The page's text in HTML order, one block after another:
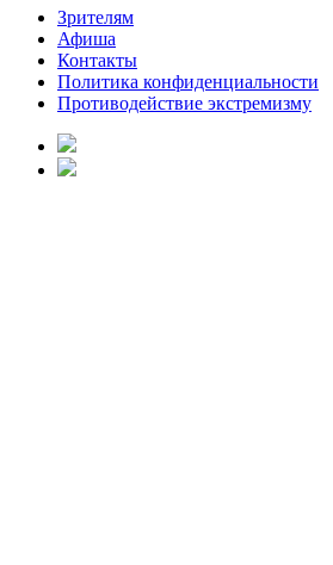
Зрителям
Афиша
Контакты
Политика конфиденциальности
Противодействие экстремизму